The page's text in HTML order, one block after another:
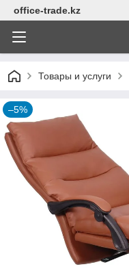
office-trade.kz
Товары и услуги
–5%